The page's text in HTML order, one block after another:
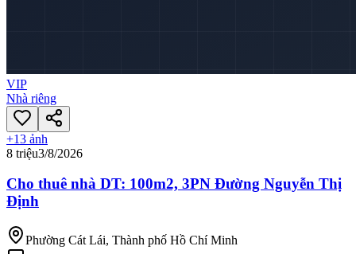
VIP
Nhà riêng
+13 ảnh
8 triệu3/8/2026
Cho thuê nhà DT: 100m2, 3PN Đường Nguyễn Thị
Định
Phường Cát Lái, Thành phố Hồ Chí Minh